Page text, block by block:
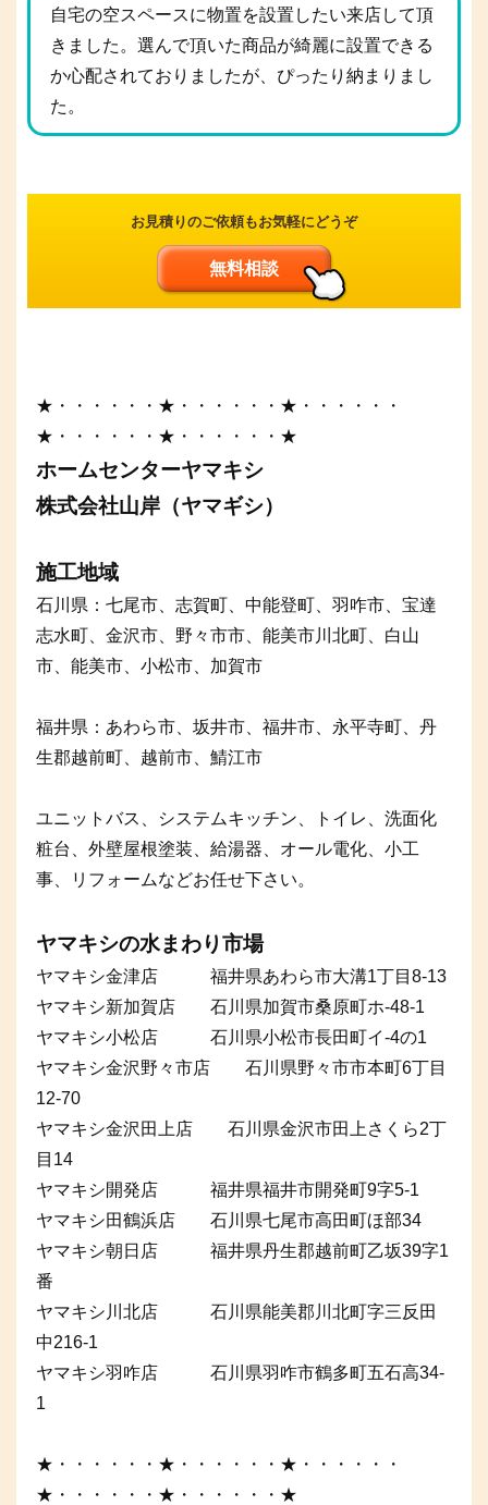
自宅の空スペースに物置を設置したい来店して頂
きました。選んで頂いた商品が綺麗に設置できる
か心配されておりましたが、ぴったり納まりまし
た。
お見積りのご依頼もお気軽にどうぞ
無料相談
★・・・・・・★・・・・・・★・・・・・・
★・・・・・・★・・・・・・★
ホームセンターヤマキシ
株式会社山岸（ヤマギシ）
施工地域
石川県：七尾市、志賀町、中能登町、羽咋市、宝達
志水町、金沢市、野々市市、能美市川北町、白山
市、能美市、小松市、加賀市
福井県：あわら市、坂井市、福井市、永平寺町、丹
生郡越前町、越前市、鯖江市
ユニットバス、システムキッチン、トイレ、洗面化
粧台、外壁屋根塗装、給湯器、オール電化、小工
事、リフォームなどお任せ下さい。
ヤマキシの水まわり市場
ヤマキシ金津店 福井県あわら市大溝1丁目8-13
ヤマキシ新加賀店 石川県加賀市桑原町ホ-48-1
ヤマキシ小松店 石川県小松市長田町イ-4の1
ヤマキシ金沢野々市店 石川県野々市市本町6丁目
12-70
ヤマキシ金沢田上店 石川県金沢市田上さくら2丁
目14
ヤマキシ開発店 福井県福井市開発町9字5-1
ヤマキシ田鶴浜店 石川県七尾市高田町ほ部34
ヤマキシ朝日店 福井県丹生郡越前町乙坂39字1
番
ヤマキシ川北店 石川県能美郡川北町字三反田
中216-1
ヤマキシ羽咋店 石川県羽咋市鶴多町五石高34-
1
★・・・・・・★・・・・・・★・・・・・・
★・・・・・・★・・・・・・★